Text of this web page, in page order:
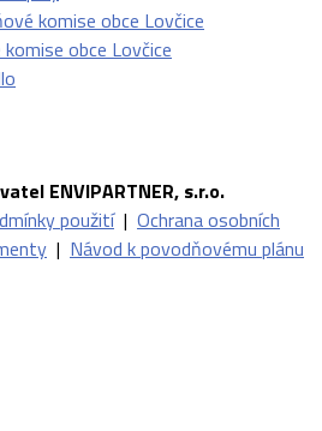
komise obce Lovčice
obce Lovčice
ENVIPARTNER, s.r.o.
použití | Ochrana osobních
| Návod k povodňovému plánu